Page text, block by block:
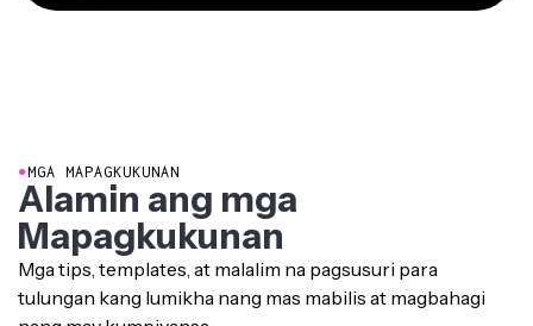
Alamin ang mga
Mapagkukunan
Mga tips, templates, at malalim na pagsusuri para
tulungan kang lumikha nang mas mabilis at magbahagi
nang may kumpiyansa.